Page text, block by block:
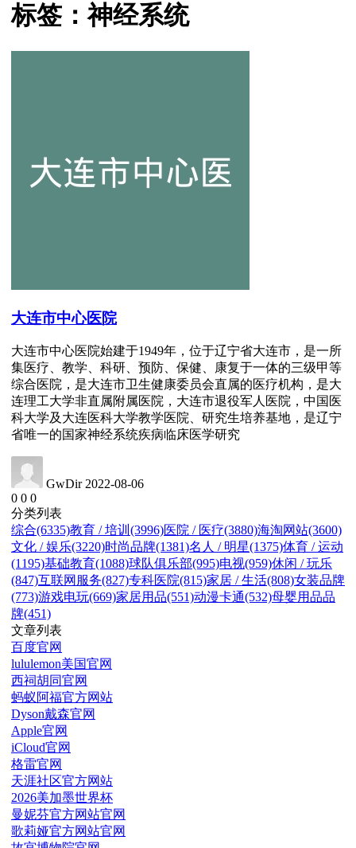
标签：神经系统
大连市中心医院
大连市中心医院始建于1949年，位于辽宁省大连市，是一所
集医疗、教学、科研、预防、保健、康复于一体的三级甲等
综合医院，是大连市卫生健康委员会直属的医疗机构，是大
连理工大学非直属附属医院，大连市退役军人医院，中国医
科大学及大连医科大学教学医院、研究生培养基地，是辽宁
省唯一的国家神经系统疾病临床医学研究
GwDir 2022-08-06
0 0 0
分类列表
综合(6335)教育 / 培训(3996)医院 / 医疗(3880)海淘网站(3600)
文化 / 娱乐(3220)时尚品牌(1381)名人 / 明星(1375)体育 / 运动
(1195)基础教育(1088)球队俱乐部(995)电视(959)休闲 / 玩乐
(847)互联网服务(827)专科医院(815)家居 / 生活(808)女装品牌
(773)游戏电玩(669)家居用品(551)动漫卡通(532)母婴用品品
牌(451)
文章列表
百度官网
lululemon美国官网
西祠胡同官网
蚂蚁阿福官方网站
Dyson戴森官网
Apple官网
iCloud官网
格雷官网
天涯社区官方网站
2026美加墨世界杯
曼妮芬官方网站官网
歌莉娅官方网站官网